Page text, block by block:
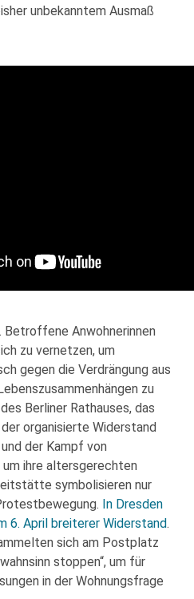
unbekanntem Ausmaß
Anwohnerinnen
zu vernetzen, um
gegen die Verdrängung aus
zu
Berliner Rathauses, das
organisierte Widerstand
der Kampf von
um ihre altersgerechten
symbolisieren nur
In Dresden
6. April breiterer Widerstand.
sich am Postplatz
stoppen“, um für
in der Wohnungsfrage